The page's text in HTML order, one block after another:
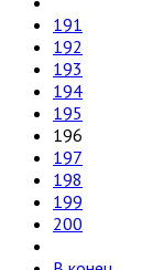
191
192
193
194
195
196
197
198
199
200